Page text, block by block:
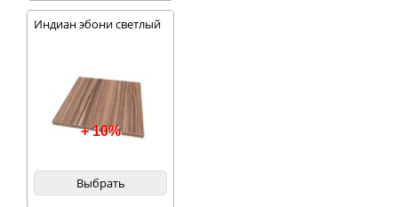
Индиан эбони светлый
+ 10%
Выбрать